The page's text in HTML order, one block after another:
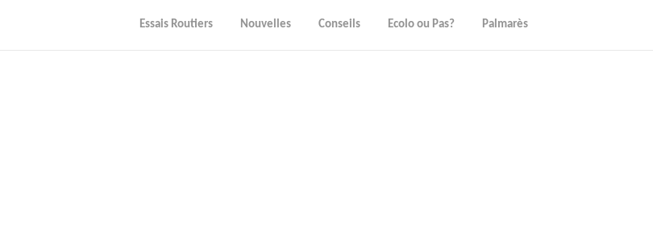
Essais Routiers Nouvelles Conseils Ecolo ou Pas? Palmarès